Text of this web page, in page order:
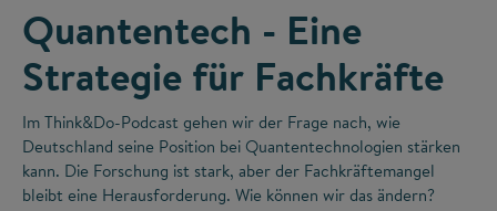
Quantentech - Eine
Strategie für Fachkräfte
Im Think&Do-Podcast gehen wir der Frage nach, wie
Deutschland seine Position bei Quantentechnologien stärken
kann. Die Forschung ist stark, aber der Fachkräftemangel
bleibt eine Herausforderung. Wie können wir das ändern?